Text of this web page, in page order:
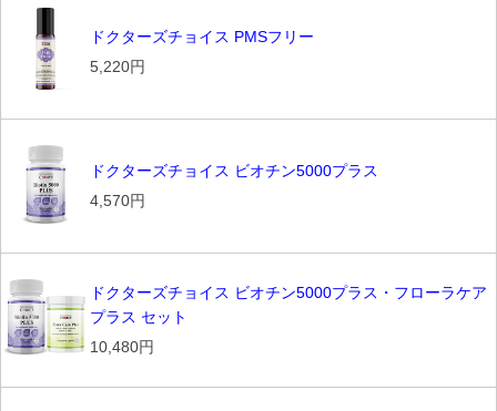
ドクターズチョイス PMSフリー
5,220円
ドクターズチョイス ビオチン5000プラス
4,570円
ドクターズチョイス ビオチン5000プラス・フローラケア
プラス セット
10,480円